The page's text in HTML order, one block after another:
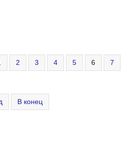
2 3 4 5 6 7
В конец